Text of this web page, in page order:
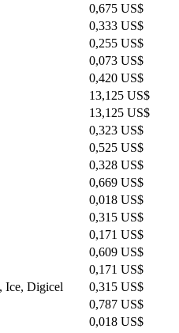
0,675 US$
0,333 US$
0,255 US$
0,073 US$
0,420 US$
13,125 US$
13,125 US$
0,323 US$
0,525 US$
0,328 US$
0,669 US$
0,018 US$
0,315 US$
0,171 US$
0,609 US$
0,171 US$
Ice, Digicel
0,315 US$
0,787 US$
0,018 US$